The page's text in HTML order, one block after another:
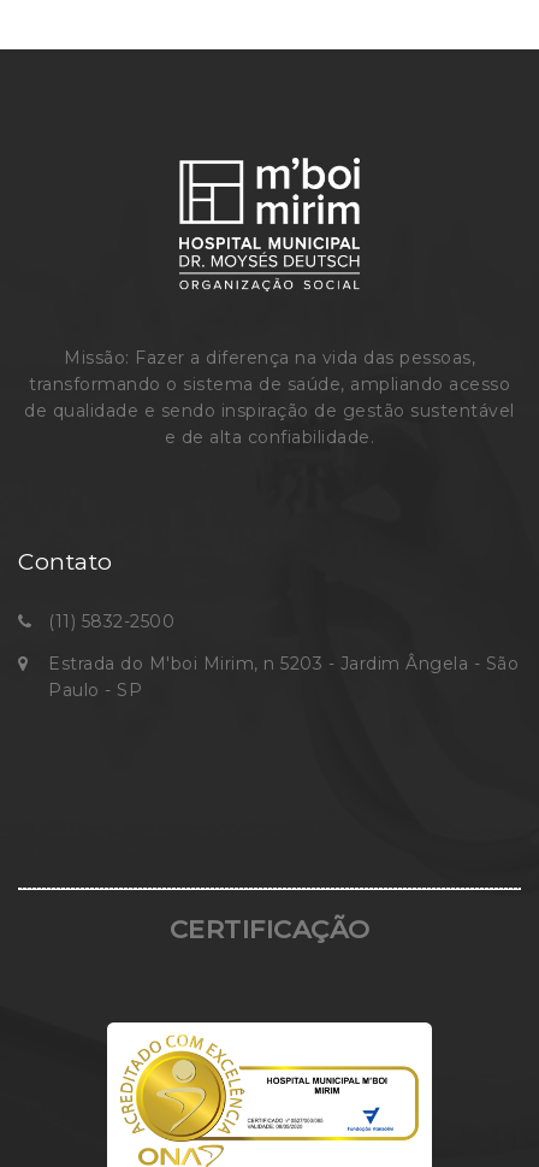
Missão: Fazer a diferença na vida das pessoas,
transformando o sistema de saúde, ampliando acesso
de qualidade e sendo inspiração de gestão sustentável
e de alta confiabilidade.
Contato
(11) 5832-2500
Estrada do M'boi Mirim, n 5203 - Jardim Ângela - São
Paulo - SP
CERTIFICAÇÃO